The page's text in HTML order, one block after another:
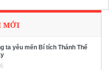
MỚI
ta yêu mến Bí tích Thánh Thể